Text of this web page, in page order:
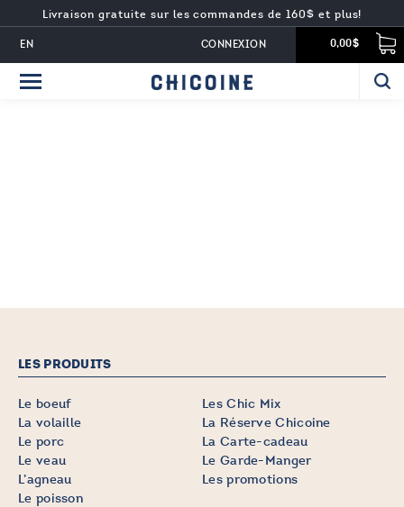
EN
Livraison gratuite sur les commandes de 160$ et plus!
0,00$
CONNEXION
LES PRODUITS
Le boeuf
La volaille
Le porc
Le veau
L’agneau
Le poisson
Les Chic Mix
La Réserve Chicoine
La Carte-cadeau
Le Garde-Manger
Les promotions